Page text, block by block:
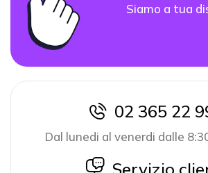
Siamo a tua
icon
02 365 22
Dal lunedi al venerdi dalle
icon